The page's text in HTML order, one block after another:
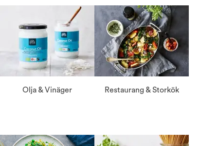
Olja & Vinäger Restaurang & Storkök